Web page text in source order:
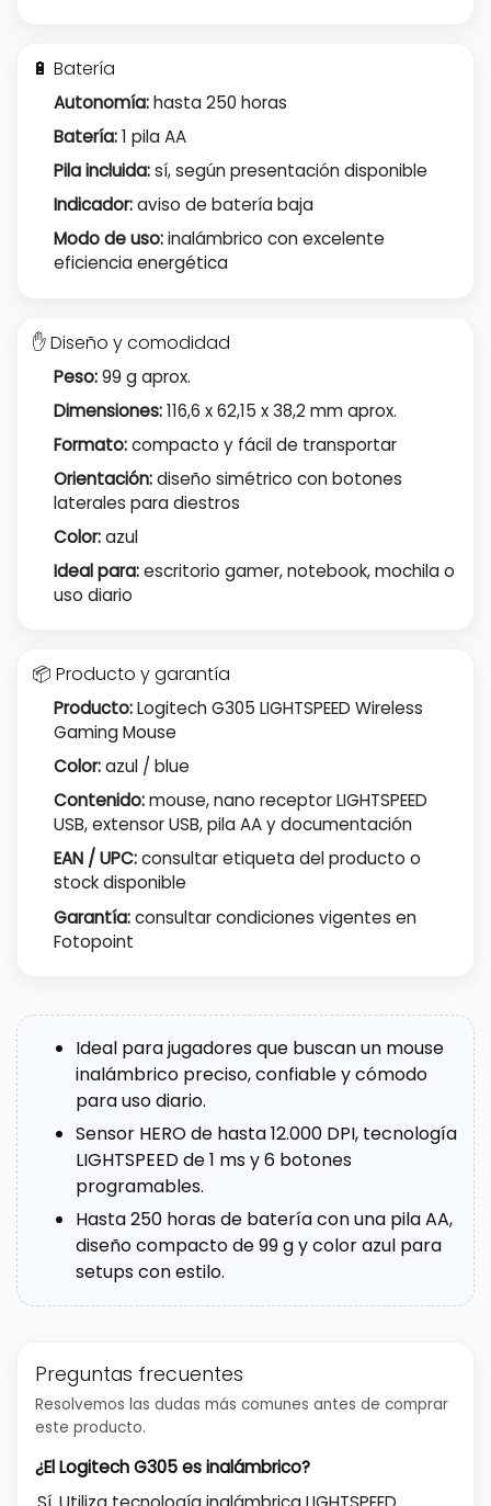
🔋 Batería
Autonomía:hasta 250 horas
Batería:1 pila AA
Pila incluida:sí, según presentación disponible
Indicador:aviso de batería baja
Modo de uso:inalámbrico con excelente
eficiencia energética
✋ Diseño y comodidad
Peso:99 g aprox.
Dimensiones:116,6 x 62,15 x 38,2 mm aprox.
Formato:compacto y fácil de transportar
Orientación:diseño simétrico con botones
laterales para diestros
Color:azul
Ideal para:escritorio gamer, notebook, mochila o
uso diario
📦 Producto y garantía
Producto:Logitech G305 LIGHTSPEED Wireless
Gaming Mouse
Color:azul / blue
Contenido:mouse, nano receptor LIGHTSPEED
USB, extensor USB, pila AA y documentación
EAN / UPC:consultar etiqueta del producto o
stock disponible
Garantía:consultar condiciones vigentes en
Fotopoint
Ideal para jugadores que buscan un mouse
inalámbrico preciso, confiable y cómodo
para uso diario.
Sensor HERO de hasta 12.000 DPI, tecnología
LIGHTSPEED de 1 ms y 6 botones
programables.
Hasta 250 horas de batería con una pila AA,
diseño compacto de 99 g y color azul para
setups con estilo.
Preguntas frecuentes
Resolvemos las dudas más comunes antes de comprar
este producto.
¿El Logitech G305 es inalámbrico?